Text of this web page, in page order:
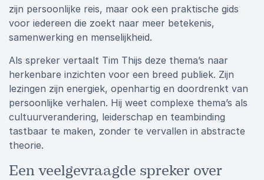
zijn persoonlijke reis, maar ook een praktische gids
voor iedereen die zoekt naar meer betekenis,
samenwerking en menselijkheid.
Als spreker vertaalt Tim Thijs deze thema’s naar
herkenbare inzichten voor een breed publiek. Zijn
lezingen zijn energiek, openhartig en doordrenkt van
persoonlijke verhalen. Hij weet complexe thema’s als
cultuurverandering, leiderschap en teambinding
tastbaar te maken, zonder te vervallen in abstracte
theorie.
Een veelgevraagde spreker over